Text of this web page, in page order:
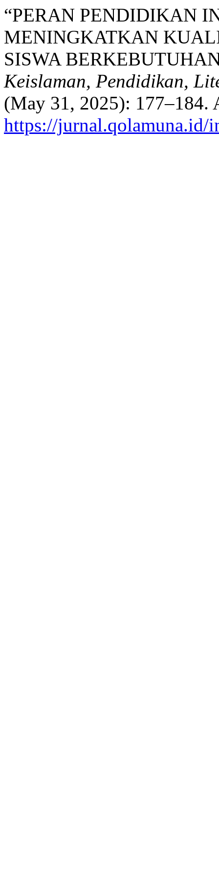
“PERAN PENDIDIKAN
MENINGKATKAN
SISWA
Keislaman, Pendidikan,
(May 31, 2025): 177–184.
https://jurnal.qolamuna.id/